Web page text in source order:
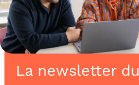
La newsletter